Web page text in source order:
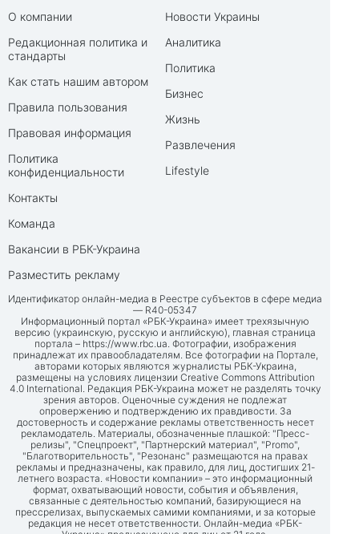
О компании
Редакционная политика и
стандарты
Как стать нашим автором
Правила пользования
Правовая информация
Политика
конфиденциальности
Контакты
Команда
Вакансии в РБК-Украина
Разместить рекламу
Новости Украины
Аналитика
Политика
Бизнес
Жизнь
Развлечения
Lifestyle
Идентификатор онлайн-медиа в Реестре субъектов в сфере медиа
— R40-05347
Информационный портал «РБК-Украина» имеет трехязычную
версию (украинскую, русскую и английскую), главная страница
портала – https://www.rbc.ua. Фотографии, изображения
принадлежат их правообладателям. Все фотографии на Портале,
авторами которых являются журналисты РБК-Украина,
размещены на условиях лицензии Creative Commons Attribution
4.0 International. Редакция РБК-Украина может не разделять точку
зрения авторов. Оценочные суждения не подлежат
опровержению и подтверждению их правдивости. За
достоверность и содержание рекламы ответственность несет
рекламодатель. Материалы, обозначенные плашкой: "Пресс-
релизы", "Спецпроект", "Партнерский материал", "Promo",
"Благотворительность", "Резонанс" размещаются на правах
рекламы и предназначены, как правило, для лиц, достигших 21-
летнего возраста. «Новости компании» – это информационный
формат, охватывающий новости, события и объявления,
связанные с деятельностью компаний, базирующиеся на
прессрелизах, выпускаемых самими компаниями, и за которые
редакция не несет ответственности. Онлайн-медиа «РБК-